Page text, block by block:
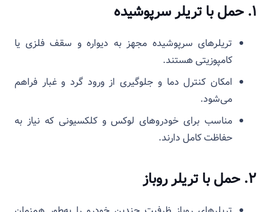
۱. حمل با تریلر سرپوشیده
تریلرهای سرپوشیده مجهز به دیواره و سقف فلزی یا
کامپوزیتی هستند.
امکان کنترل دما و جلوگیری از ورود گرد و غبار فراهم
می‌شود.
مناسب برای خودروهای لوکس و کلکسیونی که نیاز به
حفاظت کامل دارند.
۲. حمل با تریلر روباز